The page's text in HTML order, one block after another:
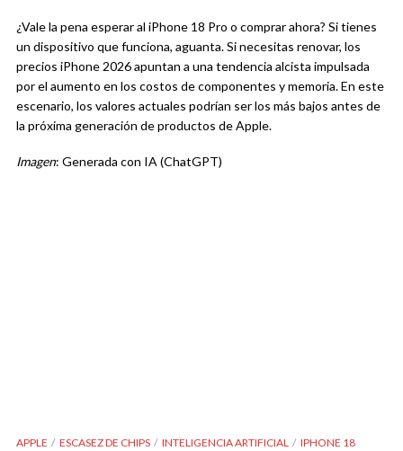
¿Vale la pena esperar al iPhone 18 Pro o comprar ahora? Si tienes
un dispositivo que funciona, aguanta. Si necesitas renovar, los
precios iPhone 2026 apuntan a una tendencia alcista impulsada
por el aumento en los costos de componentes y memoria. En este
escenario, los valores actuales podrían ser los más bajos antes de
la próxima generación de productos de Apple.
Imagen: Generada con IA (ChatGPT)
APPLE ESCASEZ DE CHIPS INTELIGENCIA ARTIFICIAL
IPHONE 18